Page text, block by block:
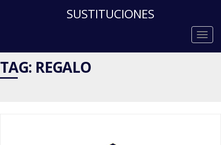
SUSTITUCIONES
TAG: REGALO